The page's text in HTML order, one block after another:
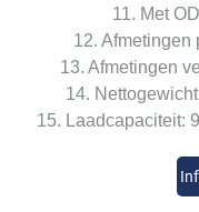
11. Met
12. Afmetingen
13. Afmetingen
14.
15. Laadcapaciteit: